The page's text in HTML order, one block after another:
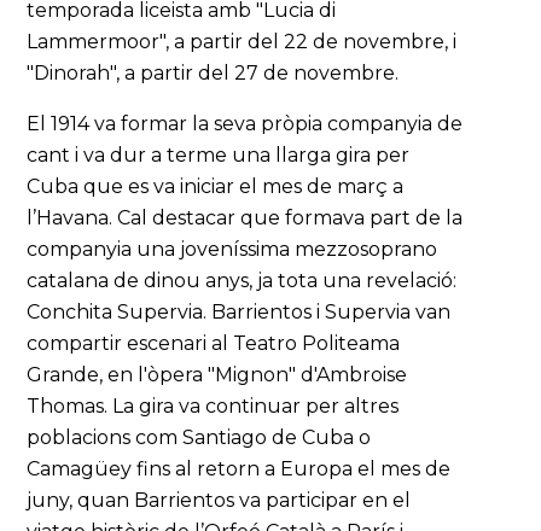
temporada liceista amb "Lucia di
Lammermoor", a partir del 22 de novembre, i
"Dinorah", a partir del 27 de novembre.
El 1914 va formar la seva pròpia companyia de
cant i va dur a terme una llarga gira per
Cuba que es va iniciar el mes de març a
l’Havana. Cal destacar que formava part de la
companyia una joveníssima mezzosoprano
catalana de dinou anys, ja tota una revelació:
Conchita Supervia. Barrientos i Supervia van
compartir escenari al Teatro Politeama
Grande, en l'òpera "Mignon" d'Ambroise
Thomas. La gira va continuar per altres
poblacions com Santiago de Cuba o
Camagüey fins al retorn a Europa el mes de
juny, quan Barrientos va participar en el